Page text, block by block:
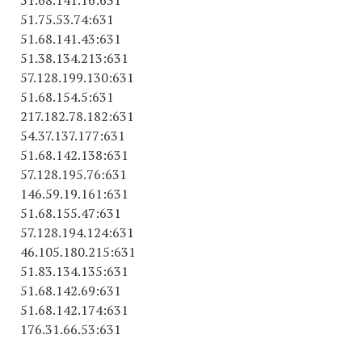
51.75.53.74:631
51.68.141.43:631
51.38.134.213:631
57.128.199.130:631
51.68.154.5:631
217.182.78.182:631
54.37.137.177:631
51.68.142.138:631
57.128.195.76:631
146.59.19.161:631
51.68.155.47:631
57.128.194.124:631
46.105.180.215:631
51.83.134.135:631
51.68.142.69:631
51.68.142.174:631
176.31.66.53:631